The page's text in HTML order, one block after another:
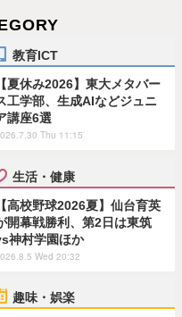
教育ICT
【夏休み2026】東大メタバー
工学部、生成AIなどジュニ
講座6選
Thu 11:15
生活・健康
【高校野球2026夏】仙台育英
開幕戦勝利、第2日は東筑
神村学園ほか
Wed 20:32
趣味・娯楽